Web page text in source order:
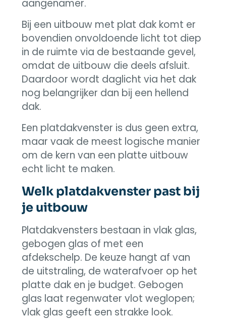
aangenamer.
Bij een uitbouw met plat dak komt er
bovendien onvoldoende licht tot diep
in de ruimte via de bestaande gevel,
omdat de uitbouw die deels afsluit.
Daardoor wordt daglicht via het dak
nog belangrijker dan bij een hellend
dak.
Een platdakvenster is dus geen extra,
maar vaak de meest logische manier
om de kern van een platte uitbouw
echt licht te maken.
Welk platdakvenster past bij
je uitbouw
Platdakvensters bestaan in vlak glas,
gebogen glas of met een
afdekschelp. De keuze hangt af van
de uitstraling, de waterafvoer op het
platte dak en je budget. Gebogen
glas laat regenwater vlot weglopen;
vlak glas geeft een strakke look.